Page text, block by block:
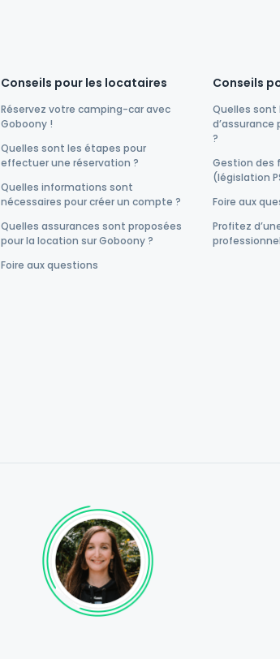
Conseils pour les locataires
Réservez votre camping-car avec
Goboony !
Quelles sont les étapes pour
effectuer une réservation ?
Quelles informations sont
nécessaires pour créer un compte ?
Quelles assurances sont proposées
pour la location sur Goboony ?
Foire aux questions
Conseils
Quelles
d’assurance
?
Gestion des
(législation
Foire aux
Profitez